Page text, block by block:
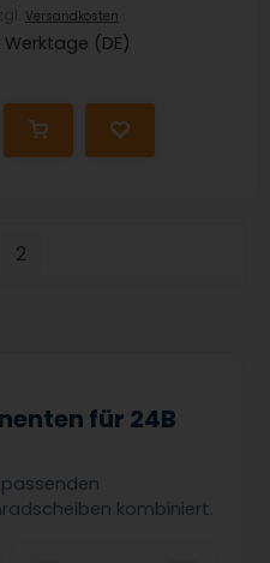
Versandkosten
Werktage (DE)
2
für 24B
kombiniert.